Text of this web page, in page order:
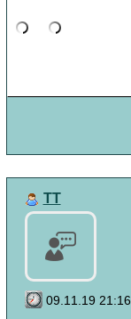
TT
09.11.19 21:16